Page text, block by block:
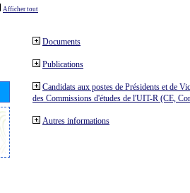
Afficher tout
Documents
Publications
Candidats aux postes de Présidents et de
des Commissions d'études de l'UIT-R (CE,
Autres informations